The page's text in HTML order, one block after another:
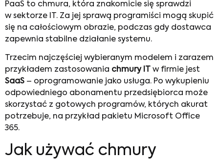
PaaS to chmura, która znakomicie się sprawdzi
w sektorze IT. Za jej sprawą programiści mogą skupić
się na całościowym obrazie, podczas gdy dostawca
zapewnia stabilne działanie systemu.
Trzecim najczęściej wybieranym modelem i zarazem
przykładem zastosowania chmury IT w firmie jest
SaaS – oprogramowanie jako usługa. Po wykupieniu
odpowiedniego abonamentu przedsiębiorca może
skorzystać z gotowych programów, których akurat
potrzebuje, na przykład pakietu Microsoft Office
365.
Jak używać chmury